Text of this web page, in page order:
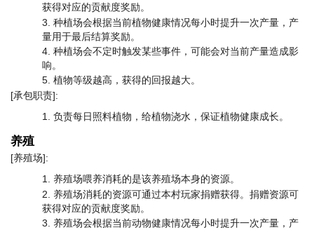
获得对应的贡献度奖励。
种植场会根据当前植物健康情况每小时提升一次产量，产
量用于最后结算奖励。
种植场会不定时触发某些事件，可能会对当前产量造成影
响。
植物等级越高，获得的回报越大。
[承包职责]:
负责每日照料植物，给植物浇水，保证植物健康成长。
养殖
[养殖场]:
养殖场喂养消耗的是该养殖场本身的资源。
养殖场消耗的资源可通过本村玩家捐赠获得。捐赠资源可
获得对应的贡献度奖励。
养殖场会根据当前动物健康情况每小时提升一次产量，产